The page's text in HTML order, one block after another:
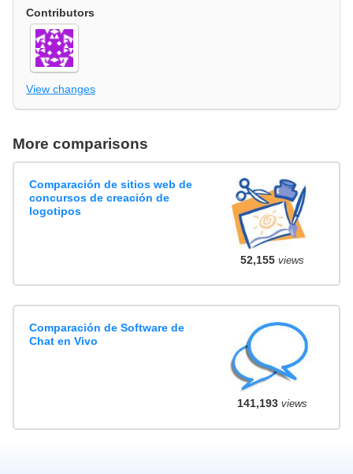
Contributors
View changes
More comparisons
Comparación de sitios web de
concursos de creación de
logotipos
52,155views
Comparación de Software de
Chat en Vivo
141,193views